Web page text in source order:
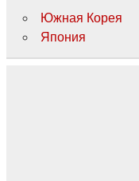
Южная Корея
Япония